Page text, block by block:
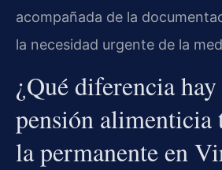
acompañada de la
la necesidad urgente de la
¿Qué diferencia
pensión alimenticia
la permanente en